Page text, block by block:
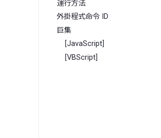
運行方法
外掛程式命令 ID
巨集
[JavaScript]
[VBScript]